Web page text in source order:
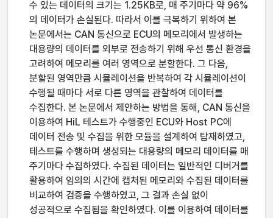
수 있는 데이터의 크기는 1.25KB로, 매 주기마다 약 96%
의 데이터가 손실된다. 따라서 이를 극복하기 위하여 본
논문에서는 CAN 통신으로 ECU의 메모리에서 발생하는
대용량의 데이터를 외부로 전송하기 위해 우선 통신 환경을
고려하여 메모리를 여러 영역으로 분할한다. 그 다음,
분할된 영역만큼 시뮬레이션을 반복하여 각 시뮬레이션이
수행될 때마다 서로 다른 영역을 관찰하여 데이터를
수집한다. 본 논문에서 제안하는 방법을 통해, CAN 통신을
이용하여 HiL 테스트가 수행중인 ECU와 Host PC에
데이터 전송 및 수집을 위한 모듈을 설계하여 탑재하였고,
테스트를 수행하며 생성되는 대용량의 메모리 데이터를 매
주기마다 수집하였다. 수집된 데이터는 일반적인 디버거를
활용하여 임의의 시간에 캡처된 메모리와 수집된 데이터를
비교하여 검증을 수행하였고, 그 결과 손실 없이
성공적으로 수집됨을 확인하였다. 이를 이용하여 데이터를